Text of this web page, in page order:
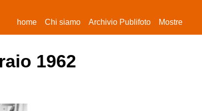
home(current)
Chi siamo Archivio Publifoto Mostre
1962